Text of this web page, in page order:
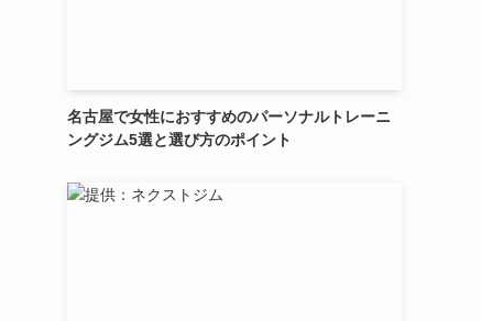
名古屋で女性におすすめのパーソナルトレーニ
ングジム5選と選び方のポイント